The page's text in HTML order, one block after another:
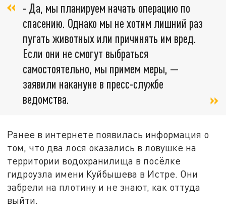
- Да, мы планируем начать операцию по
спасению. Однако мы не хотим лишний раз
пугать животных или причинять им вред.
Если они не смогут выбраться
самостоятельно, мы примем меры, —
заявили накануне в пресс-службе
ведомства.
Ранее в интернете появилась информация о
том, что два лося оказались в ловушке на
территории водохранилища в посёлке
гидроузла имени Куйбышева в Истре. Они
забрели на плотину и не знают, как оттуда
выйти.